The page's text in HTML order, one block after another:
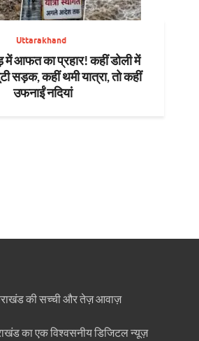
Uttarakhand
आफत का प्रहार! कहीं डोली में
सड़क, कहीं थमी यात्रा, तो कहीं
उफनाईं नदियां
की सच्ची और तेज़ आवाज़
का एक विश्वसनीय डिजिटल न्यूज़